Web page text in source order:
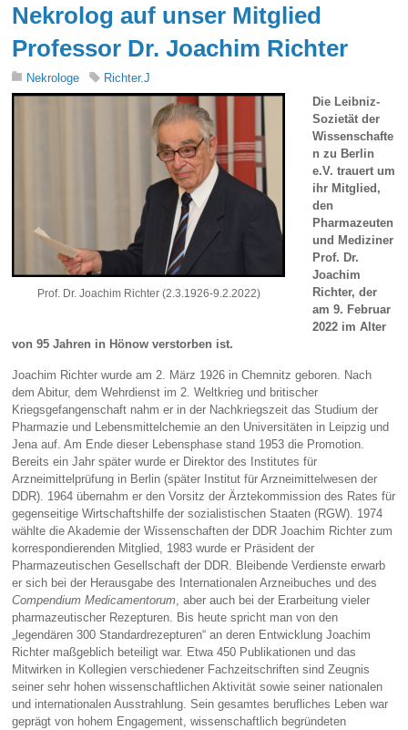
Nekrolog auf unser Mitglied
Professor Dr. Joachim Richter
Nekrologe Richter.J
Prof. Dr. Joachim Richter (2.3.1926-9.2.2022)
Die Leibniz-
Sozietät der
Wissenschafte
n zu Berlin
e.V. trauert um
ihr Mitglied,
den
Pharmazeuten
und Mediziner
Prof. Dr.
Joachim
Richter,der
am 9. Februar
2022 im Alter
von 95 Jahren in Hönow verstorben ist.
Joachim Richter wurde am 2. März 1926 in Chemnitz geboren. Nach
dem Abitur, dem Wehrdienst im 2. Weltkrieg und britischer
Kriegsgefangenschaft nahm er in der Nachkriegszeit das Studium der
Pharmazie und Lebensmittelchemie an den Universitäten in Leipzig und
Jena auf. Am Ende dieser Lebensphase stand 1953 die Promotion.
Bereits ein Jahr später wurde er Direktor des Institutes für
Arzneimittelprüfung in Berlin (später Institut für Arzneimittelwesen der
DDR). 1964 übernahm er den Vorsitz der Ärztekommission des Rates für
gegenseitige Wirtschaftshilfe der sozialistischen Staaten (RGW). 1974
wählte die Akademie der Wissenschaften der DDR Joachim Richter zum
korrespondierenden Mitglied, 1983 wurde er Präsident der
Pharmazeutischen Gesellschaft der DDR. Bleibende Verdienste erwarb
er sich bei der Herausgabe des Internationalen Arzneibuches und des
Compendium Medicamentorum, aber auch bei der Erarbeitung vieler
pharmazeutischer Rezepturen. Bis heute spricht man von den
„legendären 300 Standardrezepturen“ an deren Entwicklung Joachim
Richter maßgeblich beteiligt war. Etwa 450 Publikationen und das
Mitwirken in Kollegien verschiedener Fachzeitschriften sind Zeugnis
seiner sehr hohen wissenschaftlichen Aktivität sowie seiner nationalen
und internationalen Ausstrahlung. Sein gesamtes berufliches Leben war
geprägt von hohem Engagement, wissenschaftlich begründeten